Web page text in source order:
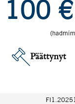
100 €
Päättynyt